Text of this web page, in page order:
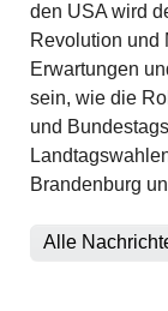
den USA wird
Revolution und
Erwartungen
sein, wie die
und
Brandenburg
Alle